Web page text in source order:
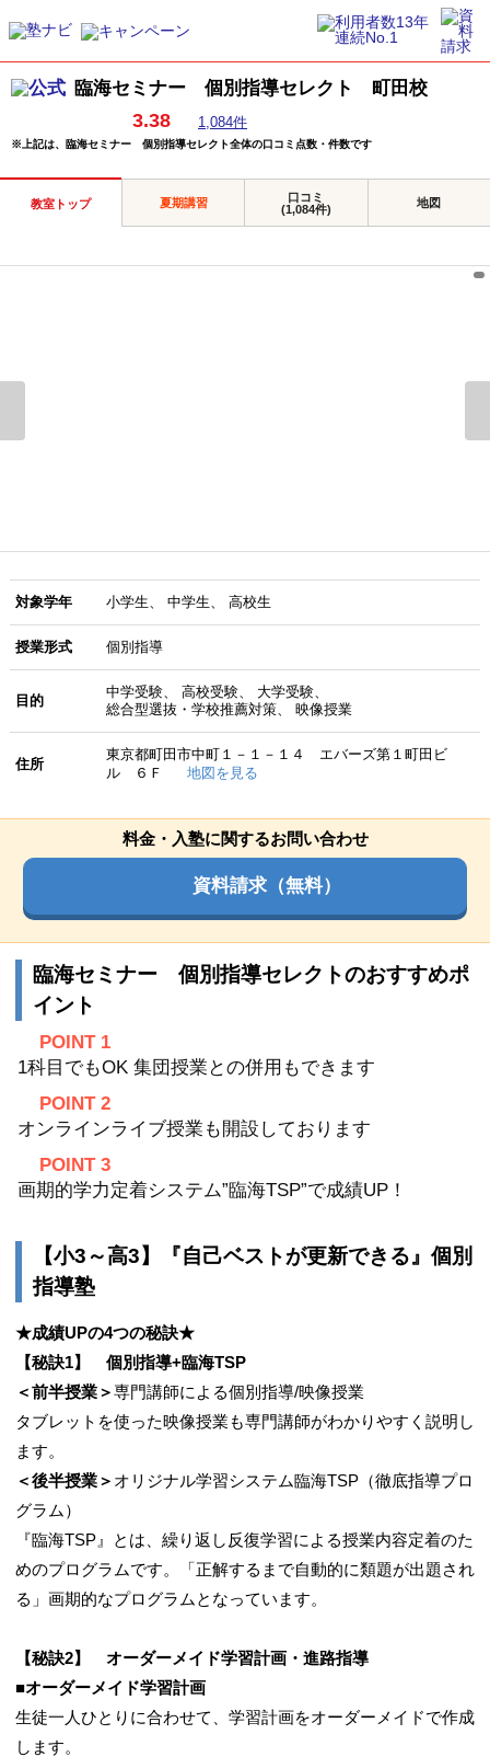
臨海セミナー 個別指導セレクト 町田校
3.38 1,084件
※上記は、臨海セミナー 個別指導セレクト全体の口コミ点数・件数です
教室トップ 夏期講習
口コミ
(1,084件)
地図
対象学年 小学生 中学生 高校生
授業形式 個別指導
目的
中学受験 高校受験
大学受験
総合型選抜・学校推薦対策
映像授業
住所
東京都町田市中町１－１－１４ エバーズ第１町田ビ
ル ６Ｆ
地図を見る
料金・入塾に関するお問い合わせ
資料請求（無料）
臨海セミナー 個別指導セレクトのおすすめポ
イント
POINT 1
1科目でもOK 集団授業との併用もできます
POINT 2
オンラインライブ授業も開設しております
POINT 3
画期的学力定着システム”臨海TSP”で成績UP！
【小3～高3】『自己ベストが更新できる』個別
指導塾
★成績UPの4つの秘訣★
【秘訣1】 個別指導+臨海TSP
＜前半授業＞専門講師による個別指導/映像授業
タブレットを使った映像授業も専門講師がわかりやすく説明し
ます。
＜後半授業＞ オリジナル学習システム臨海TSP（徹底指導プロ
グラム）
『臨海TSP』とは、繰り返し反復学習による授業内容定着のた
めのプログラムです。「正解するまで自動的に類題が出題され
る」画期的なプログラムとなっています。
【秘訣2】 オーダーメイド学習計画・進路指導
■オーダーメイド学習計画
生徒一人ひとりに合わせて、学習計画をオーダーメイドで作成
します。